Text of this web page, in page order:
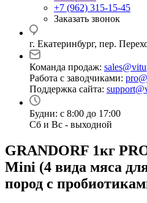
+7 (962) 315-15-45
Заказать звонок
г. Екатеринбург, пер.
Команда продаж:
Работа с заводчиками:
Поддержка сайта:
Будни: с 8:00 до 17:00
Сб и Вс - выходной
GRANDORF 1кг
Mini (4 вида мяса
пород с